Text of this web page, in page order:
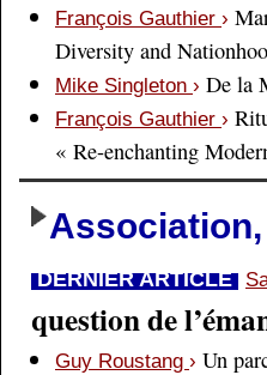
François Gauthier ›
Diversity and
Mike Singleton › De la
François Gauthier ›
« Re-enchanting
DERNIER ARTICLE
question de
Guy Roustang › Un